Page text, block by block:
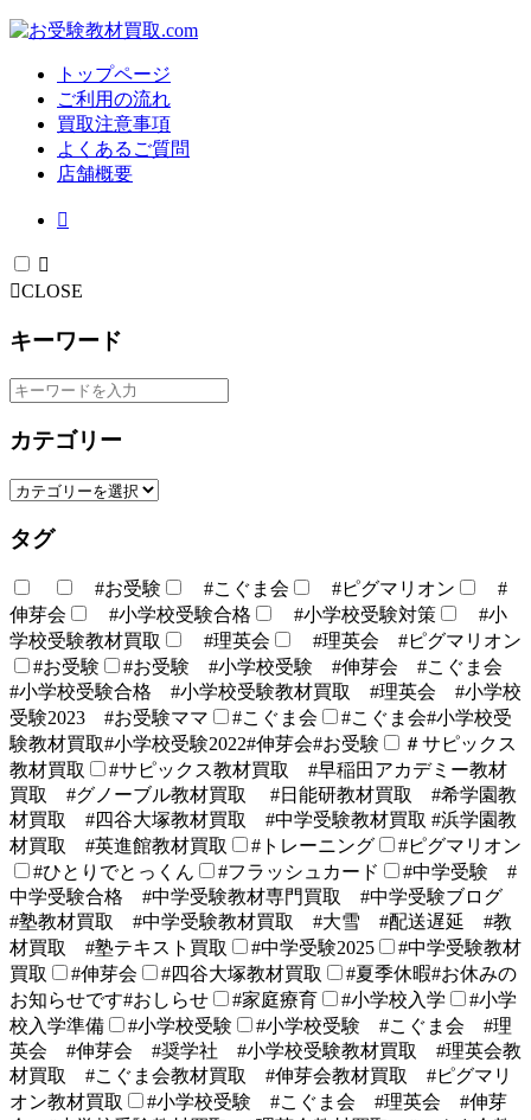
トップページ
ご利用の流れ
買取注意事項
よくあるご質問
店舗概要
CLOSE
キーワード
カテゴリー
タグ
#お受験 #こぐま会 #ピグマリオン
#
伸芽会
#小学校受験合格 #小学校受験対策
#小
学校受験教材買取
#理英会
#理英会 #ピグマリオン
#お受験
#お受験 #小学校受験 #伸芽会 #こぐま会
#小学校受験合格 #小学校受験教材買取 #理英会 #小学校
受験2023 #お受験ママ
#こぐま会
#こぐま会#小学校受
験教材買取#小学校受験2022#伸芽会#お受験
＃サピックス
教材買取
#サピックス教材買取 #早稲田アカデミー教材
買取 #グノーブル教材買取 #日能研教材買取 #希学園教
材買取 #四谷大塚教材買取 #中学受験教材買取 #浜学園教
材買取 #英進館教材買取
#トレーニング
#ピグマリオン
#ひとりでとっくん
#フラッシュカード
#中学受験 #
中学受験合格 #中学受験教材専門買取 #中学受験ブログ
#塾教材買取 #中学受験教材買取 #大雪 #配送遅延 #教
材買取 #塾テキスト買取
#中学受験2025
#中学受験教材
買取
#伸芽会 #四谷大塚教材買取
#夏季休暇#お休みの
お知らせです#おしらせ
#家庭療育 #小学校入学
#小学
校入学準備
#小学校受験
#小学校受験 #こぐま会 #理
英会 #伸芽会 #奨学社 #小学校受験教材買取 #理英会教
材買取 #こぐま会教材買取 #伸芽会教材買取 #ピグマリ
オン教材買取
#小学校受験 #こぐま会 #理英会 #伸芽